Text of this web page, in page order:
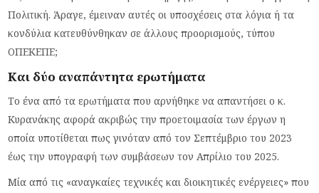
Πολιτική. Άραγε, έμειναν αυτές οι υποσχέσεις στα λόγια ή τα
κονδύλια κατευθύνθηκαν σε άλλους προορισμούς, τύπου
ΟΠΕΚΕΠΕ;
Και δύο αναπάντητα ερωτήματα
Το ένα από τα ερωτήματα που αρνήθηκε να απαντήσει ο κ.
Κυρανάκης αφορά ακριβώς την προετοιμασία των έργων η
οποία υποτίθεται πως γινόταν από τον Σεπτέμβριο του 2023
έως την υπογραφή των συμβάσεων τον Απρίλιο του 2025.
Μία από τις «αναγκαίες τεχνικές και διοικητικές ενέργειες» που